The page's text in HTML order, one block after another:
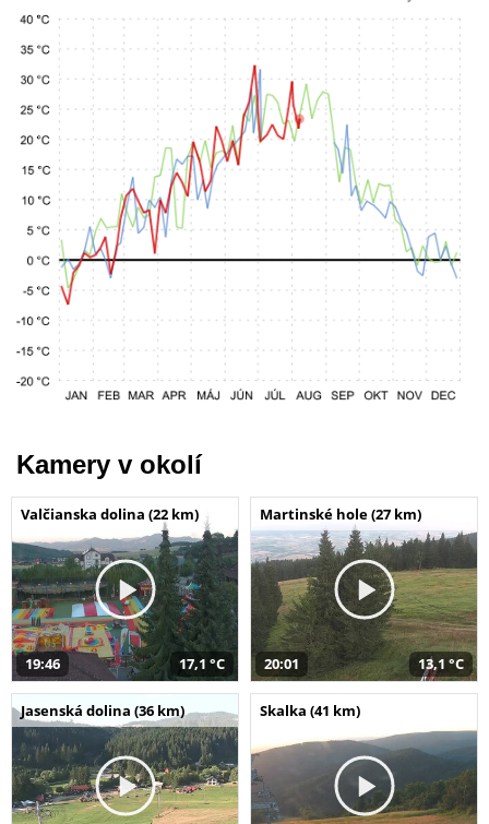
Kamery v okolí
Valčianska dolina (22 km)
19:46 17,1 °C
Martinské hole (27 km)
20:01 13,1 °C
Jasenská dolina (36 km) Skalka (41 km)